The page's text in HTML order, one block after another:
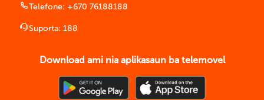
Telefone: +670 76188188
Suporta: 188
Download ami nia aplikasaun ba telemovel